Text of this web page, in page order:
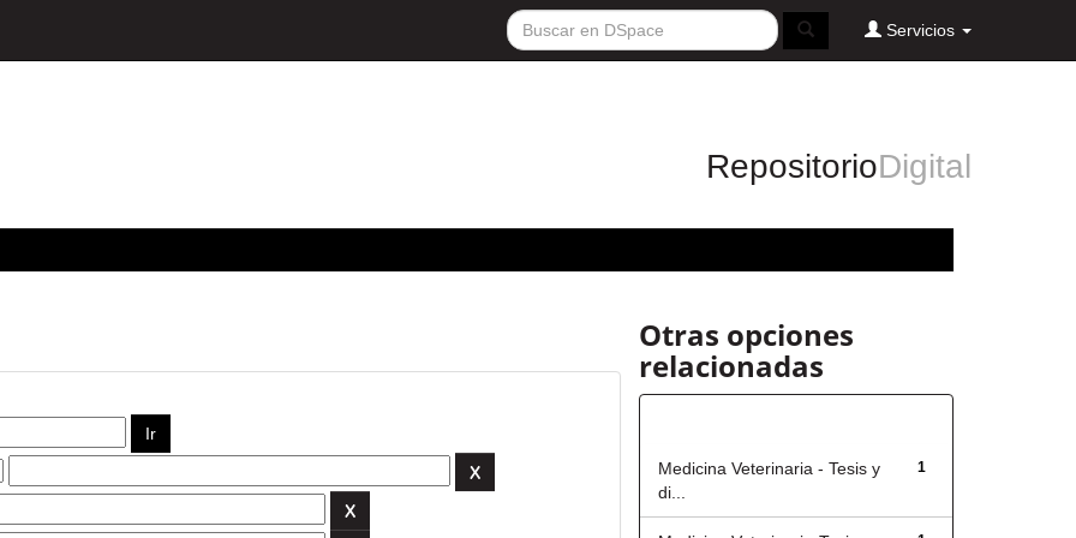
Servicios
RepositorioDigital
Otras opciones
relacionadas
1
Medicina Veterinaria - Tesis y
di...